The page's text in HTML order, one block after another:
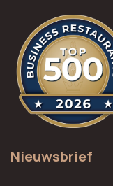
Nieuwsbrief